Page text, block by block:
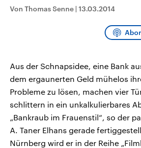
CDU, SPD und FDP regiert.-
Wahlprogramme, aktuelle Berichte
und Hintergründe zu den Parteien
und Kandidaten der anstehenden
Programm
Von Thomas Senne | 13.03.2014
Aus der Schnapsidee, eine Bank
dem ergaunerten Geld mühelos
Probleme zu lösen, machen vier
schlittern in ein unkalkulierbares
„Bankraub im Frauenstil“, so der
A. Taner Elhans gerade
Nürnberg wird er in der Reihe